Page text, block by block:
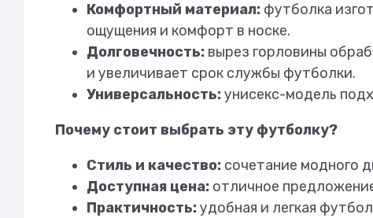
Комфортный материал: футболка
ощущения и комфорт в носке.
Долговечность: вырез горловины
и увеличивает срок службы футболки.
Универсальность:унисекс-модель
Почему стоит выбрать эту футболку?
Стиль и качество: сочетание модного
Доступная цена: отличное
Практичность:удобная и легкая